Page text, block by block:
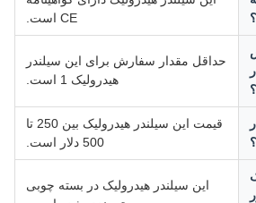
حداقل مقدار سفارش برای این سیلندر
هیدرولیک 1 است.
قیمت این سیلندر هیدرولیک بین 250 تا
این سیلندر هیدرولیک در بسته چوبی